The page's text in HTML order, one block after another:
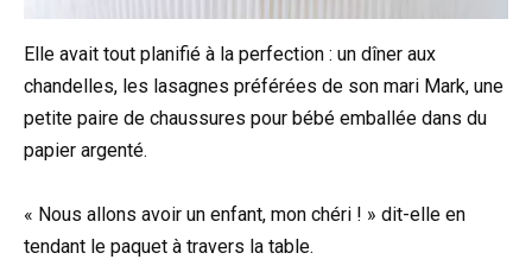
Elle avait tout planifié à la perfection : un dîner aux
chandelles, les lasagnes préférées de son mari Mark, une
petite paire de chaussures pour bébé emballée dans du
papier argenté.
« Nous allons avoir un enfant, mon chéri ! » dit-elle en
tendant le paquet à travers la table.